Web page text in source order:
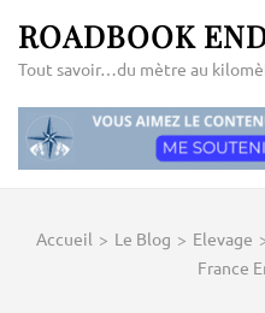
contenu
Entrée)
ROADBOOK
Tout savoir…du mètre au
Accueil > Le Blog > Elevage
France